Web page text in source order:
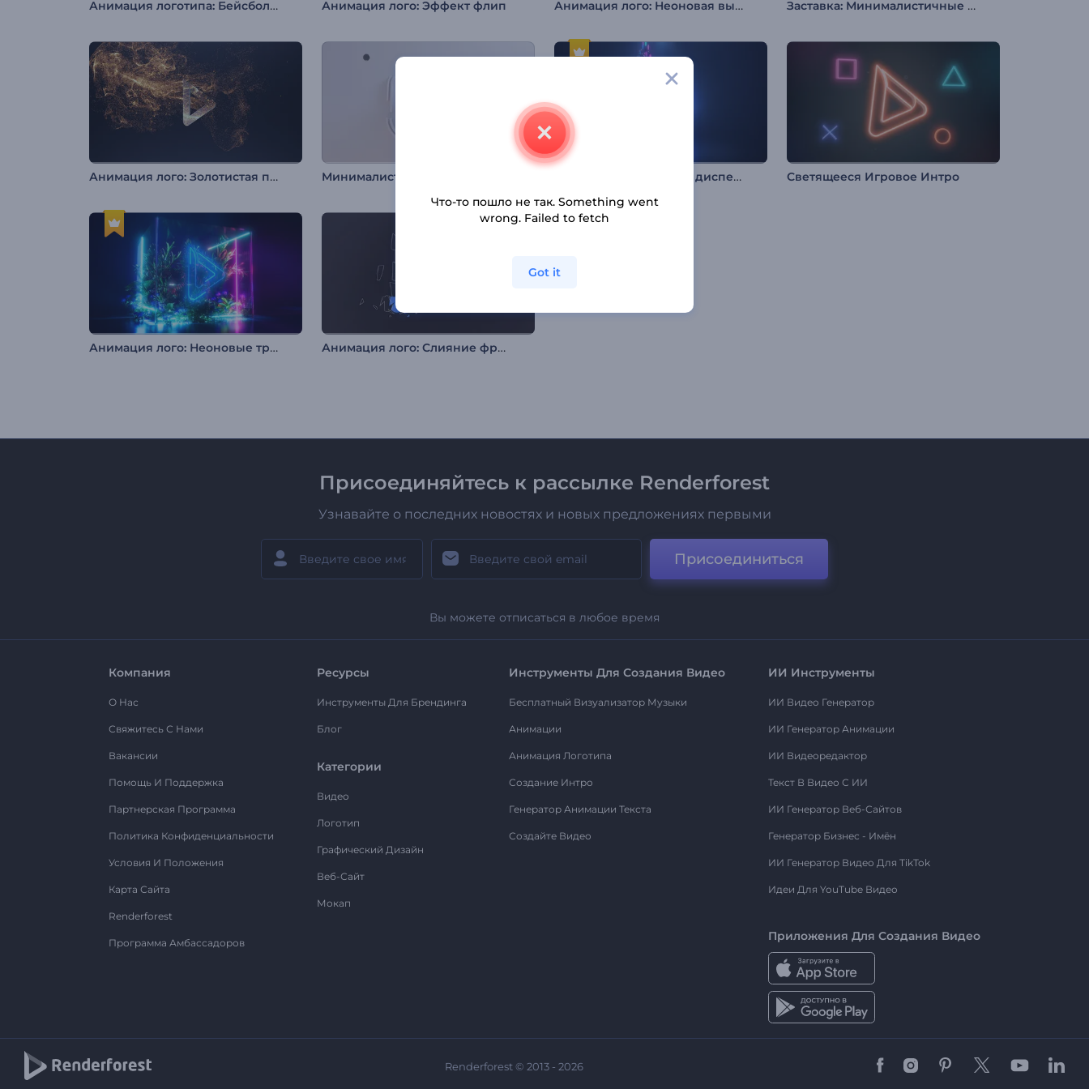
Анимация логотипа: Бейсбольная бита Анимация лого: Эффект флип Анимация лого: Неоновая вывеска Заставка: Минималистичные фигуры
Анимация лого: Золотистая пыль Анимация лого: Яркая дисперсия Светящееся Игровое Интро
Анимация лого: Неоновые тропики Анимация лого: Слияние фрагментов
Присоединяйтесь к рассылке Renderforest
Узнавайте о последних новостях и новых предложениях первыми
Присоединиться
Вы можете отписаться в любое время
Компания
О Нас
Свяжитесь С Нами
Вакансии
Помощь И Поддержка
Партнерская Программа
Политика Конфиденциальности
Условия И Положения
Карта Сайта
Renderforest
Программа Амбассадоров
Ресурсы
Инструменты Для Брендинга
Блог
Категории
Видео
Логотип
Графический Дизайн
Веб-Сайт
Мокап
Инструменты Для Создания Видео
Бесплатный Визуализатор Музыки
Анимации
Анимация Логотипа
Создание Интро
Генератор Анимации Текста
Создайте Видео
ИИ Инструменты
ИИ Видео Генератор
ИИ Генератор Анимации
ИИ Видеоредактор
Текст В Видео С ИИ
ИИ Генератор Веб-Сайтов
Генератор Бизнес - Имён
ИИ Генератор Видео Для TikTok
Идеи Для YouTube Видео
Приложения Для Создания Видео
Renderforest © 2013 - 2026
Что-то пошло не так. Something went
wrong. Failed to fetch
Got it